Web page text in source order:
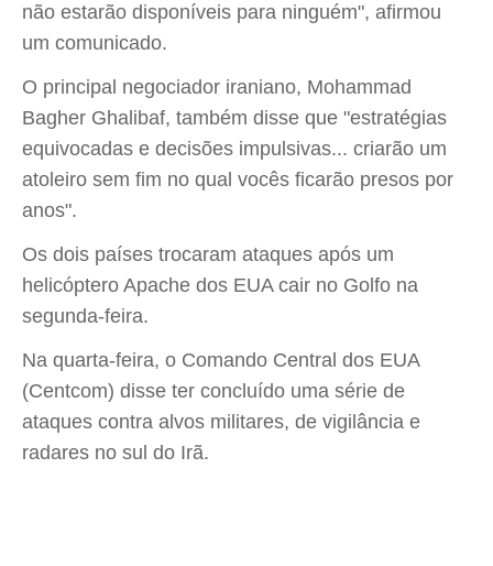
não estarão disponíveis para ninguém", afirmou
um comunicado.
O principal negociador iraniano, Mohammad
Bagher Ghalibaf, também disse que "estratégias
equivocadas e decisões impulsivas... criarão um
atoleiro sem fim no qual vocês ficarão presos por
anos".
Os dois países trocaram ataques após um
helicóptero Apache dos EUA cair no Golfo na
segunda-feira.
Na quarta-feira, o Comando Central dos EUA
(Centcom) disse ter concluído uma série de
ataques contra alvos militares, de vigilância e
radares no sul do Irã.